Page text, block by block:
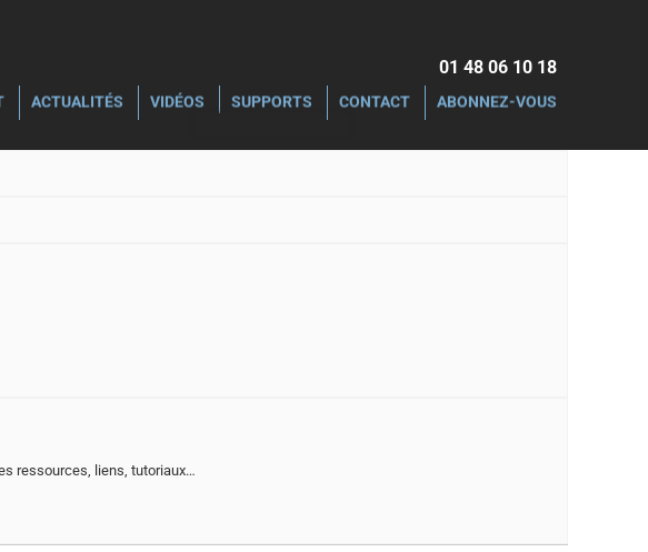
01 48 06 10 18‬
ACTUALITÉS VIDÉOS SUPPORTS CONTACT ABONNEZ-VOUS
ressources, liens, tutoriaux…